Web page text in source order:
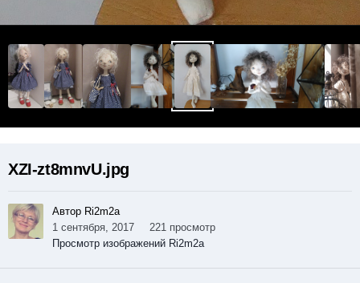
XZI-zt8mnvU.jpg
Автор Ri2m2a
1 сентября, 2017
221 просмотр
Просмотр изображений Ri2m2a